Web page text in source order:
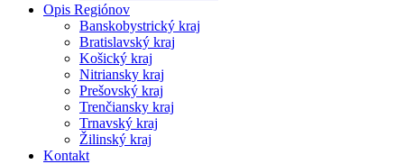
Opis Regiónov
Banskobystrický kraj
Bratislavský kraj
Košický kraj
Nitriansky kraj
Prešovský kraj
Trenčiansky kraj
Trnavský kraj
Žilinský kraj
Kontakt